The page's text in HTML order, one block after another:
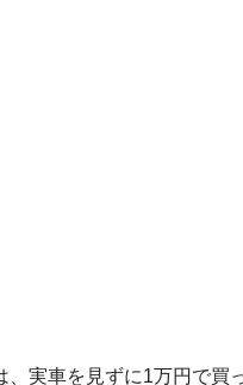
、実車を見ずに1万円で買